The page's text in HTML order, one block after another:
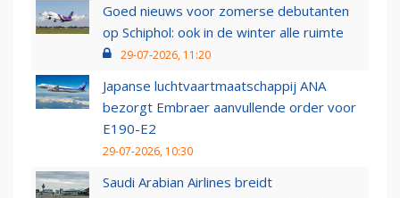
Goed nieuws voor zomerse debutanten
op Schiphol: ook in de winter alle ruimte
29-07-2026, 11:20
Japanse luchtvaartmaatschappij ANA
bezorgt Embraer aanvullende order voor
E190-E2
29-07-2026, 10:30
Saudi Arabian Airlines breidt